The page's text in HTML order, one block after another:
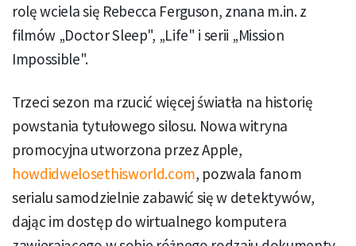
rolę wciela się Rebecca Ferguson, znana m.in. z
filmów „Doctor Sleep", „Life" i serii „Mission
Impossible".
Trzeci sezon ma rzucić więcej światła na historię
powstania tytułowego silosu. Nowa witryna
promocyjna utworzona przez Apple,
howdidwelosethisworld.com, pozwala fanom
serialu samodzielnie zabawić się w detektywów,
dając im dostęp do wirtualnego komputera